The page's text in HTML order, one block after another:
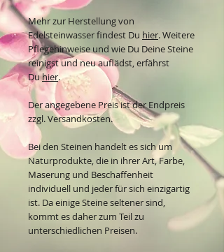
Mehr zur Herstellung von
Edelsteinwasser findest Du hier. Weitere
Pflegehinweise und wie Du Deine Steine
reinigst und neu auflädst, erfährst
Duhier.
Der angegebene Preis ist der Endpreis
zzgl. Versandkosten.
Bei den Steinen handelt es sich um
Naturprodukte, die in ihrer Art, Farbe,
Maserung und Beschaffenheit
individuell und jeder für sich einzigartig
ist. Da einige Steine seltener sind,
kommt es daher zum Teil zu
unterschiedlichen Preisen.